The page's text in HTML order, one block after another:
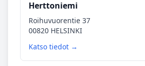
Herttoniemi
Roihuvuorentie 37
00820 HELSINKI
Katso tiedot →